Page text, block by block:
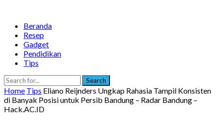
Beranda
Resep
Gadget
Pendidikan
Tips
Search
Home Tips Eliano Reijnders Ungkap Rahasia Tampil Konsisten
di Banyak Posisi untuk Persib Bandung – Radar Bandung –
Hack.AC.ID